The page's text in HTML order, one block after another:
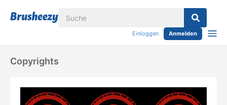
Einloggen Anmelden
Copyrights